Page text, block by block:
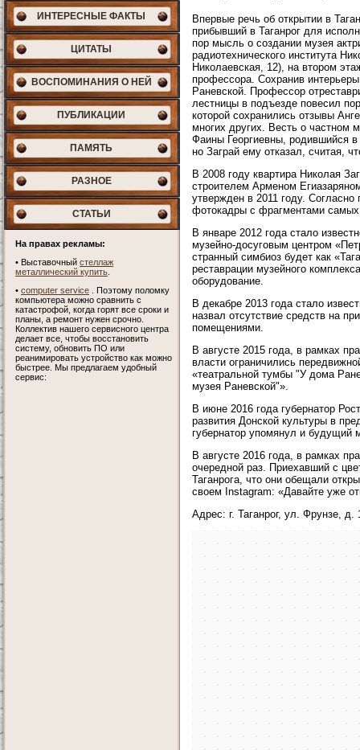
ИНТЕРЕСНЫЕ ФАКТЫ
ЦИТАТЫ
ВОСПОМИНАНИЯ О НЕЙ
ПУБЛИКАЦИИ
ПАМЯТЬ
РАЗНОЕ
СТАТЬИ
На правах рекламы:
• Выставочный стеллаж
металлический купить
• computer service . Поэтому поломку
компьютера можно сравнить с
катастрофой, когда горят все сроки и
планы, а ремонт нужен срочно.
Коллектив нашего сервисного центра
делает все, чтобы восстановить
систему, обновить ПО или
реанимировать устройство как можно
быстрее. Мы предлагаем удобный
сервис:
Впервые речь об открытии в
прибывший в Таганрог для
пор мысль о создании музея
радиотехнического института
Николаевская, 12), на втором
профессора. Сохранив
Раневской. Профессор
лестницы в подъезде повесил
которой сохранились отзывы
многих других. Весть о частном
Фаины Георгиевны, родившийся
но Заграй ему отказал, считая,
В 2008 году квартира Николая
строителем Арменом
утвержден в 2011 году.
фотокадры с фрагментами самых
В январе 2012 года стало
музейно-досуговым центром
странный симбиоз будет как
реставрации музейного
оборудование.
В декабре 2013 года стало
назвал отсутствие средств на
помещениями.
В августе 2015 года, в рамках
власти ограничились
«театральной тумбы "У дома
музея Раневской"».
В июне 2016 года губернатор
развития Донской культуры в
губернатор упомянул и будущий
В августе 2016 года, в рамках
очередной раз. Приехавший с
Таганрога, что они обещали
своем Instagram: «Давайте уже
Адрес: г. Таганрог, ул. Фрунзе, д.